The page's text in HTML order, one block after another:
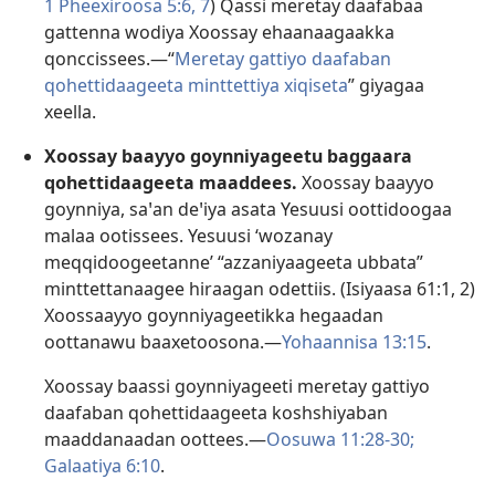
1 Pheexiroosa 5:6, 7) Qassi meretay daafabaa
gattenna wodiya Xoossay ehaanaagaakka
qonccissees.—“Meretay gattiyo daafaban
qohettidaageeta minttettiya xiqiseta” giyagaa
xeella.
Xoossay baayyo goynniyageetu baggaara
qohettidaageeta maaddees. Xoossay baayyo
goynniya, saꞌan deꞌiya asata Yesuusi oottidoogaa
malaa ootissees. Yesuusi ‘wozanay
meqqidoogeetanne’ “azzaniyaageeta ubbata”
minttettanaagee hiraagan odettiis. (Isiyaasa 61:1, 2)
Xoossaayyo goynniyageetikka hegaadan
oottanawu baaxetoosona.—Yohaannisa 13:15.
Xoossay baassi goynniyageeti meretay gattiyo
daafaban qohettidaageeta koshshiyaban
maaddanaadan oottees.—Oosuwa 11:28-30;
Galaatiya 6:10.